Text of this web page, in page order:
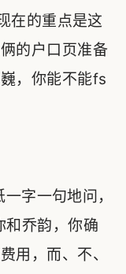
在的重点是这
的户口页准备
，你能不能fs
字一句地问，
和乔韵，你确
用，而、不、